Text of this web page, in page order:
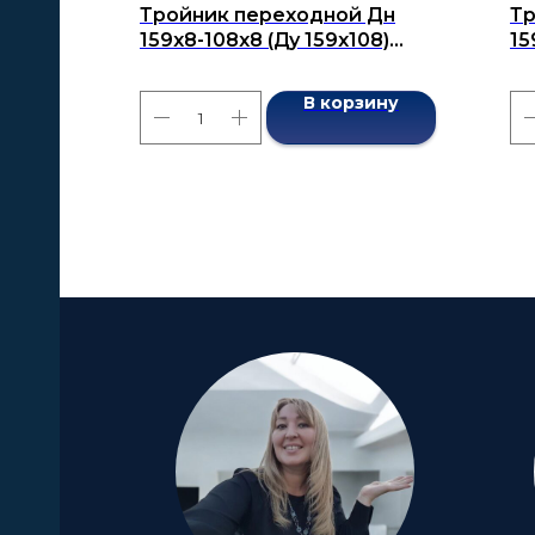
Тройник переходной Дн
159х8-108х8 (Ду 159х108)
В корзину